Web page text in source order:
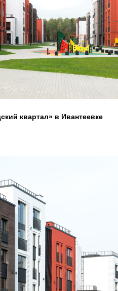
квартал» в Ивантеевке